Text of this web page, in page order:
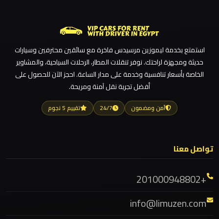
ليموزين مطار العلمين الجديدة
ليموزين مطار العلمين
ليموزين مطار العالمين
ليموزين مطار العاصمة الادارية
ليموزين مطار اكتوبر
ليموزين مرسيدس ايجار بالسائق فى مصر
ليموزين مرسي مطروح
ليموزين مرسي علم
ليموزين
سانت
الاعمال
ليموزين
سدر
استمتع بخدمة ليموزين مرسيدس فاخرة مع سائقين محترفين وسيارات
حديثة ومجهزة لراحتك. نوفر تنقلات المطار، الرحلات السياحية، والمشاوير
الخاصة بأسعار تنافسية وخدمة على مدار الساعة. احجز الآن للحصول على
أفضل تجربة نقل آمنة ومريحة.
آمن ومضمون 24/7 تقييم 5 نجوم
تواصل معنا
+201000948802
info@limuzen.com